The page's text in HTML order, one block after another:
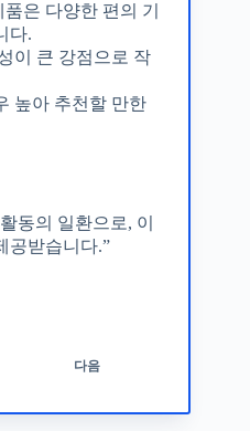
은 다양한 편의 기
다.
이 큰 강점으로 작
높아 추천할 만한
동의 일환으로, 이
공받습니다.”
다음